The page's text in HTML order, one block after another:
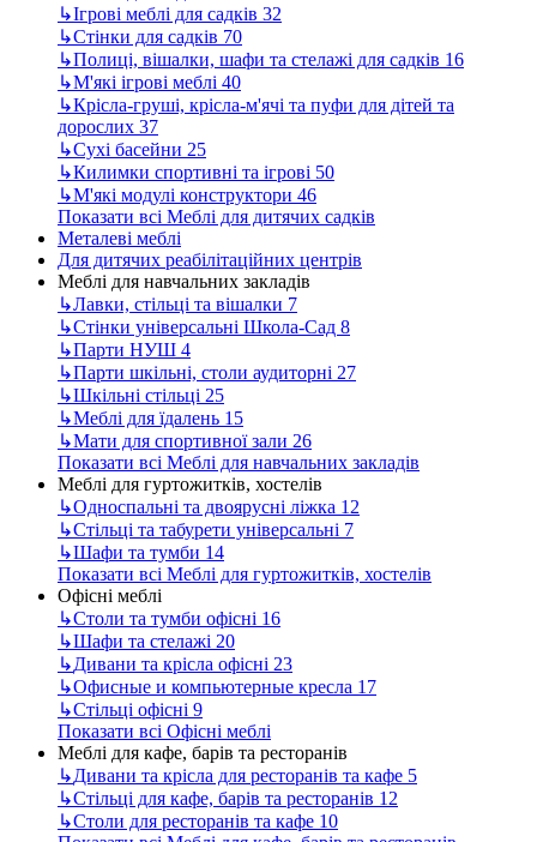
↳Ігрові меблі для садків 32
↳Стінки для садків 70
↳Полиці, вішалки, шафи та стелажі для садків 16
↳М'які ігрові меблі 40
↳Крісла-груші, крісла-м'ячі та пуфи для дітей та
дорослих 37
↳Сухі басейни 25
↳Килимки спортивні та ігрові 50
↳М'які модулі конструктори 46
Показати всі Меблі для дитячих садків
Металеві меблі
Для дитячих реабілітаційних центрів
Меблі для навчальних закладів
↳Лавки, стільці та вішалки 7
↳Стінки універсальні Школа-Сад 8
↳Парти НУШ 4
↳Парти шкільні, столи аудиторні 27
↳Шкільні стільці 25
↳Меблі для їдалень 15
↳Мати для спортивної зали 26
Показати всі Меблі для навчальних закладів
Меблі для гуртожитків, хостелів
↳Односпальні та двоярусні ліжка 12
↳Стільці та табурети універсальні 7
↳Шафи та тумби 14
Показати всі Меблі для гуртожитків, хостелів
Офісні меблі
↳Столи та тумби офісні 16
↳Шафи та стелажі 20
↳Дивани та крісла офісні 23
↳Офисные и компьютерные кресла 17
↳Стільці офісні 9
Показати всі Офісні меблі
Меблі для кафе, барів та ресторанів
↳Дивани та крісла для ресторанів та кафе 5
↳Стільці для кафе, барів та ресторанів 12
↳Столи для ресторанів та кафе 10